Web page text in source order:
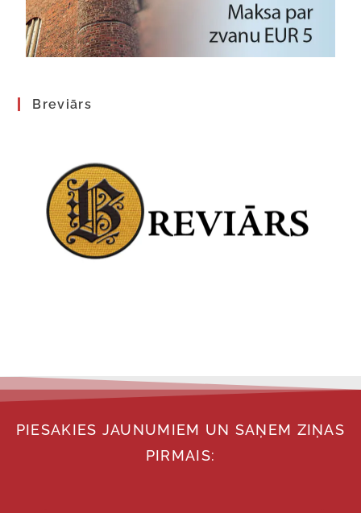
Breviārs
PIESAKIES JAUNUMIEM UN SAŅEM ZIŅAS
PIRMAIS: